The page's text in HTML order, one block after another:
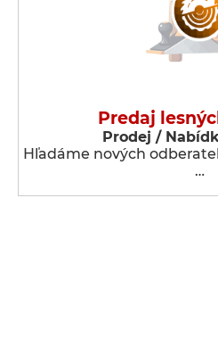
Predaj
Prodej /
Hľadáme nových
…